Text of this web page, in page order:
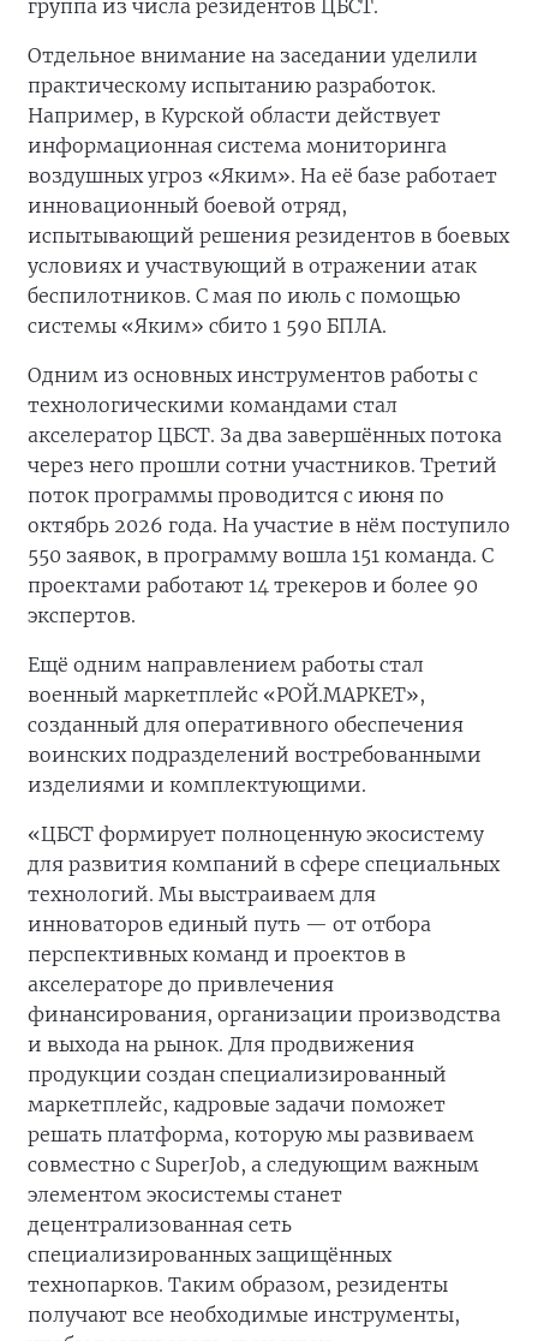
группа из числа резидентов ЦБСТ.
Отдельное внимание на заседании уделили
практическому испытанию разработок.
Например, в Курской области действует
информационная система мониторинга
воздушных угроз «Яким». На её базе работает
инновационный боевой отряд,
испытывающий решения резидентов в боевых
условиях и участвующий в отражении атак
беспилотников. С мая по июль с помощью
системы «Яким» сбито 1 590 БПЛА.
Одним из основных инструментов работы с
технологическими командами стал
акселератор ЦБСТ. За два завершённых потока
через него прошли сотни участников. Третий
поток программы проводится с июня по
октябрь 2026 года. На участие в нём поступило
550 заявок, в программу вошла 151 команда. С
проектами работают 14 трекеров и более 90
экспертов.
Ещё одним направлением работы стал
военный маркетплейс «РОЙ.МАРКЕТ»,
созданный для оперативного обеспечения
воинских подразделений востребованными
изделиями и комплектующими.
«ЦБСТ формирует полноценную экосистему
для развития компаний в сфере специальных
технологий. Мы выстраиваем для
инноваторов единый путь — от отбора
перспективных команд и проектов в
акселераторе до привлечения
финансирования, организации производства
и выхода на рынок. Для продвижения
продукции создан специализированный
маркетплейс, кадровые задачи поможет
решать платформа, которую мы развиваем
совместно с SuperJob, а следующим важным
элементом экосистемы станет
децентрализованная сеть
специализированных защищённых
технопарков. Таким образом, резиденты
получают все необходимые инструменты,